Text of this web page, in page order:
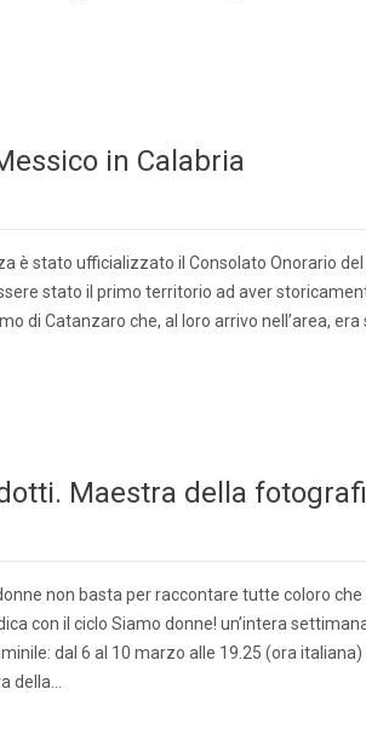
in Calabria
è stato ufficializzato il Consolato Onorario del
stato il primo territorio ad aver
di Catanzaro che, al loro arrivo nell’area,
Maestra della
non basta per raccontare tutte coloro che
con il ciclo Siamo donne! un’intera
dal 6 al 10 marzo alle 19.25 (ora italiana)
della…